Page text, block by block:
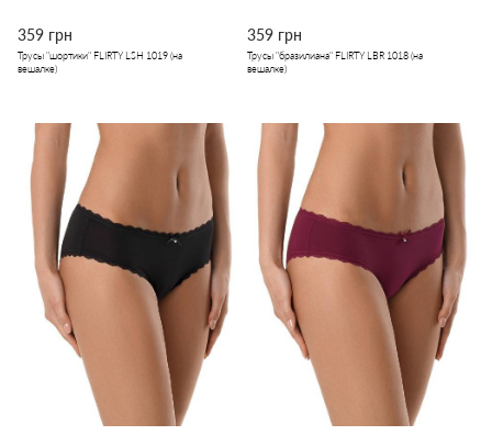
359 грн
Трусы "шортики" FLIRTY LSH 1019 (на
вешалке)
359 грн
Трусы "бразилиана" FLIRTY LBR 1018 (на
вешалке)